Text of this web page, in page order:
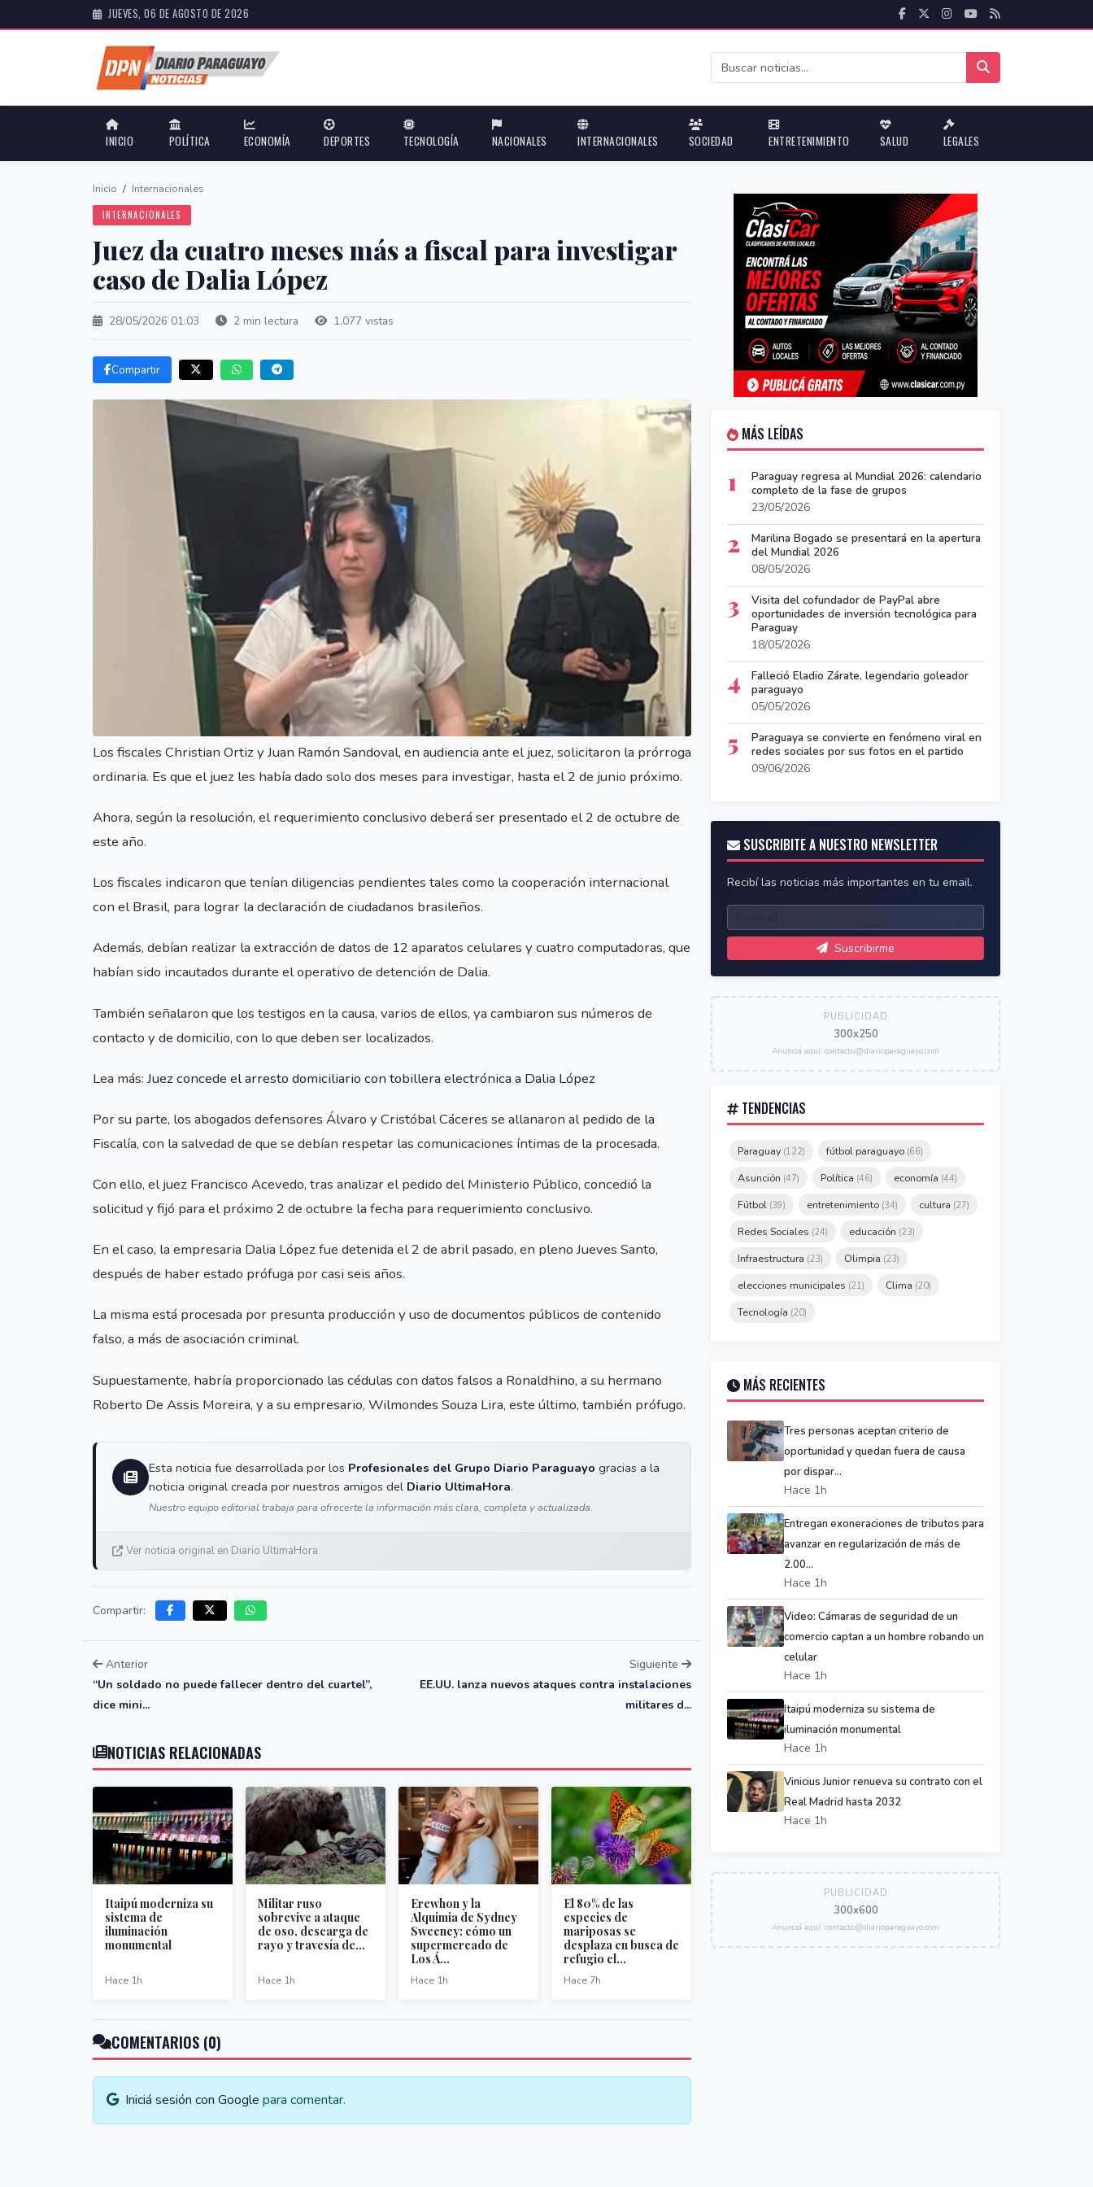
JUEVES, 06 DE AGOSTO DE 2026
INICIO POLÍTICA ECONOMÍA DEPORTES TECNOLOGÍA NACIONALES INTERNACIONALES SOCIEDAD ENTRETENIMIENTO SALUD LEGALES
Inicio / Internacionales
INTERNACIONALES
Juez da cuatro meses más a fiscal para investigar
caso de Dalia López
28/05/2026 01:03 2 min lectura 1,077 vistas
Compartir
Los fiscales Christian Ortiz y Juan Ramón Sandoval, en audiencia ante el juez, solicitaron la prórroga
ordinaria. Es que el juez les había dado solo dos meses para investigar, hasta el 2 de junio próximo.
Ahora, según la resolución, el requerimiento conclusivo deberá ser presentado el 2 de octubre de
este año.
Los fiscales indicaron que tenían diligencias pendientes tales como la cooperación internacional
con el Brasil, para lograr la declaración de ciudadanos brasileños.
Además, debían realizar la extracción de datos de 12 aparatos celulares y cuatro computadoras, que
habían sido incautados durante el operativo de detención de Dalia.
También señalaron que los testigos en la causa, varios de ellos, ya cambiaron sus números de
contacto y de domicilio, con lo que deben ser localizados.
Lea más: Juez concede el arresto domiciliario con tobillera electrónica a Dalia López
Por su parte, los abogados defensores Álvaro y Cristóbal Cáceres se allanaron al pedido de la
Fiscalía, con la salvedad de que se debían respetar las comunicaciones íntimas de la procesada.
Con ello, el juez Francisco Acevedo, tras analizar el pedido del Ministerio Público, concedió la
solicitud y fijó para el próximo 2 de octubre la fecha para requerimiento conclusivo.
En el caso, la empresaria Dalia López fue detenida el 2 de abril pasado, en pleno Jueves Santo,
después de haber estado prófuga por casi seis años.
La misma está procesada por presunta producción y uso de documentos públicos de contenido
falso, a más de asociación criminal.
Supuestamente, habría proporcionado las cédulas con datos falsos a Ronaldhino, a su hermano
Roberto De Assis Moreira, y a su empresario, Wilmondes Souza Lira, este último, también prófugo.
Esta noticia fue desarrollada por los Profesionales del Grupo Diario Paraguayo gracias a la
noticia original creada por nuestros amigos del Diario UltimaHora.
Nuestro equipo editorial trabaja para ofrecerte la información más clara, completa y actualizada.
Ver noticia original en Diario UltimaHora
Compartir:
Anterior
“Un soldado no puede fallecer dentro del cuartel”,
dice mini...
Siguiente
EE.UU. lanza nuevos ataques contra instalaciones
militares d...
NOTICIAS RELACIONADAS
Itaipú moderniza su
sistema de
iluminación
monumental
Hace 1h
Militar ruso
sobrevive a ataque
de oso, descarga de
rayo y travesía de...
Hace 1h
Erewhon y la
Alquimia de Sydney
Sweeney: cómo un
supermercado de
Los Á...
Hace 1h
El 80% de las
especies de
mariposas se
desplaza en busca de
refugio cl...
Hace 7h
COMENTARIOS (0)
Iniciá sesión con Google para comentar.
MÁS LEÍDAS
1
Paraguay regresa al Mundial 2026: calendario
completo de la fase de grupos
23/05/2026
2
Marilina Bogado se presentará en la apertura
del Mundial 2026
08/05/2026
3
Visita del cofundador de PayPal abre
oportunidades de inversión tecnológica para
Paraguay
18/05/2026
4
Falleció Eladio Zárate, legendario goleador
paraguayo
05/05/2026
5
Paraguaya se convierte en fenómeno viral en
redes sociales por sus fotos en el partido
09/06/2026
SUSCRIBITE A NUESTRO NEWSLETTER
Recibí las noticias más importantes en tu email.
Suscribirme
PUBLICIDAD
300x250
Anunciá aquí: contacto@diarioparaguayo.com
TENDENCIAS
Paraguay (122) fútbol paraguayo (66)
Asunción (47) Política (46) economía (44)
Fútbol (39) entretenimiento (34) cultura (27)
Redes Sociales (24) educación (23)
Infraestructura (23) Olimpia (23)
elecciones municipales (21) Clima (20)
Tecnología (20)
MÁS RECIENTES
Tres personas aceptan criterio de
oportunidad y quedan fuera de causa
por dispar...
Hace 1h
Entregan exoneraciones de tributos para
avanzar en regularización de más de
2.00...
Hace 1h
Video: Cámaras de seguridad de un
comercio captan a un hombre robando un
celular
Hace 1h
Itaipú moderniza su sistema de
iluminación monumental
Hace 1h
Vinicius Junior renueva su contrato con el
Real Madrid hasta 2032
Hace 1h
PUBLICIDAD
300x600
Anunciá aquí: contacto@diarioparaguayo.com